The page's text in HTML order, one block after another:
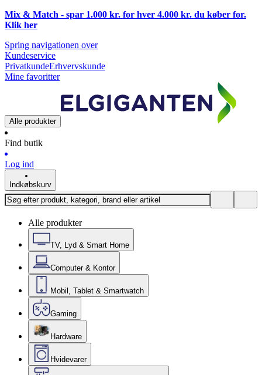
Mix & Match - spar 1.000 kr. for hver 4.000 kr. du køber for.
Klik her
Spring navigationen over
Kundeservice
PrivatkundeErhvervskunde
Mine favoritter
Alle produkter
Find butik
Log ind
Indkøbskurv
Alle produkter
TV, Lyd & Smart Home
Computer & Kontor
Mobil, Tablet & Smartwatch
Gaming
Hardware
Hvidevarer